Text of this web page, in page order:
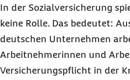
In der Sozialversicherung
keine Rolle. Das bedeutet:
deutschen Unternehmen
Arbeitnehmerinnen und
Versicherungspflicht in der